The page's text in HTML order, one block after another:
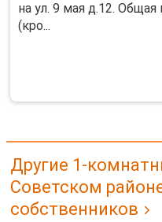
нa ул. 9 мая д.12.
(кpo...
Другие 1-
Советском
собственников